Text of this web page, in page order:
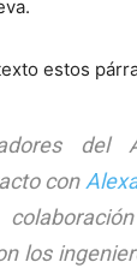
estos
del
con
los